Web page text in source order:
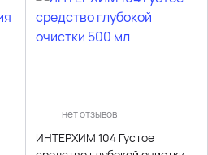
нет отзывов
ИНТЕРХИМ 104 Густое